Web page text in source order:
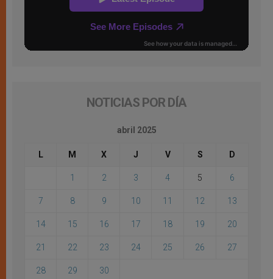
NOTICIAS POR DÍA
abril 2025
L M X J V S D
1 2 3 4 5 6
7 8 9 10 11 12 13
14 15 16 17 18 19 20
21 22 23 24 25 26 27
28 29 30